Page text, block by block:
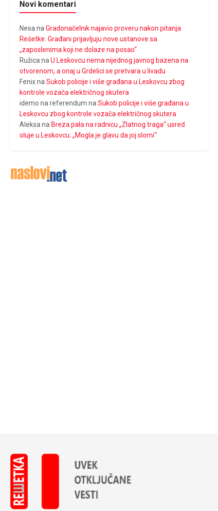
Novi komentari
Nesa na Gradonačelnik najavio proveru nakon pitanja
Rešetke: Građani prijavljuju nove ustanove sa
„zaposlenima koji ne dolaze na posao“
Ružica na U Leskovcu nema nijednog javnog bazena na
otvorenom, a onaj u Grdelici se pretvara u livadu
Fenixna Sukob policije i više građana u Leskovcu zbog
kontrole vozača električnog skutera
idemo na referendum na Sukob policije i više građana u
Leskovcu zbog kontrole vozača električnog skutera
Aleksa na Breza pala na radnicu „Zlatnog traga“ usred
oluje u Leskovcu: „Mogla je glavu da joj slomi“